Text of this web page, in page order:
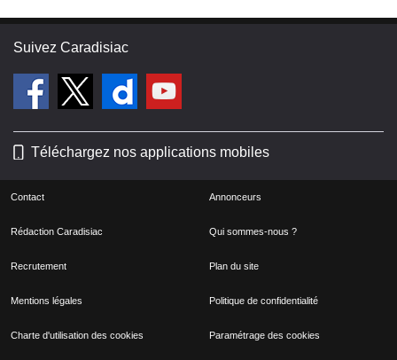
Suivez Caradisiac
Téléchargez nos applications mobiles
Contact Annonceurs
Rédaction Caradisiac Qui sommes-nous ?
Recrutement Plan du site
Mentions légales Politique de confidentialité
Charte d'utilisation des cookies Paramétrage des cookies